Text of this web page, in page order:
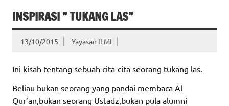
INSPIRASI ” TUKANG LAS”
13/10/2015 Yayasan ILMI
Ini kisah tentang sebuah cita-cita seorang tukang las.
Beliau bukan seorang yang pandai membaca Al
Qur’an,bukan seorang Ustadz,bukan pula alumni